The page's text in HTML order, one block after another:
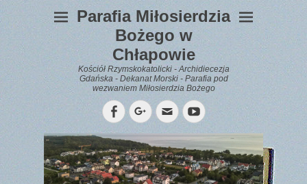
Parafia Miłosierdzia
Bożego w
Chłapowie
Kościół Rzymskokatolicki - Archidiecezja
Gdańska - Dekanat Morski - Parafia pod
wezwaniem Miłosierdzia Bożego
FacebookGoogleplus
EmailYouTube